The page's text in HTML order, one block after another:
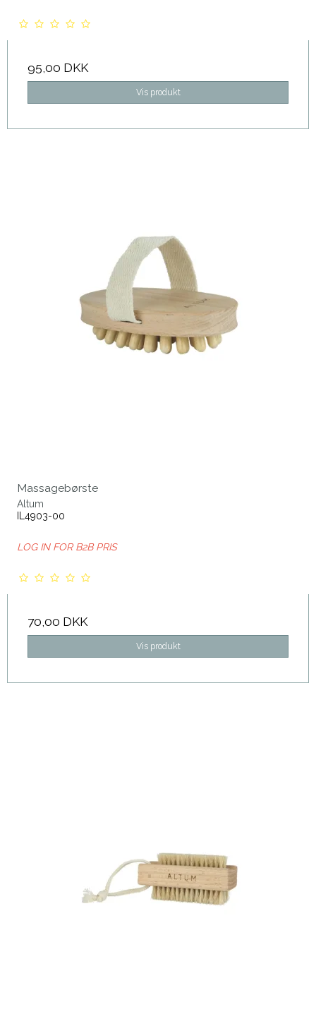
95,00 DKK
Vis produkt
Massagebørste
Altum
IL4903-00
LOG IN FOR B2B PRIS
70,00 DKK
Vis produkt